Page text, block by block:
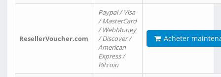
ResellerVoucher.com
Paypal / Visa
/ MasterCard
/ WebMoney
/ Discover /
American
Express /
Bitcoin
Acheter